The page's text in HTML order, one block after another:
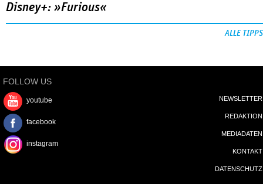
Disney+: »Furious«
ALLE TIPPS
FOLLOW US
youtube
facebook
instagram
NEWSLETTER
REDAKTION
MEDIADATEN
KONTAKT
DATENSCHUTZ